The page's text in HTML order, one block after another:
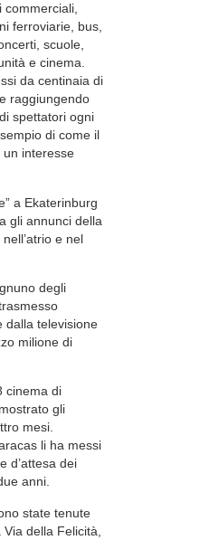
commerciali,
ferroviarie, bus,
scuole,
e cinema.
da centinaia di
raggiungendo
spettatori ogni
di come il
un interesse
a Ekaterinburg
gli annunci della
nell’atrio e nel
degli
dalla televisione
milione di
cinema di
gli
mesi.
li ha messi
d’attesa dei
anni.
state tenute
della Felicità,